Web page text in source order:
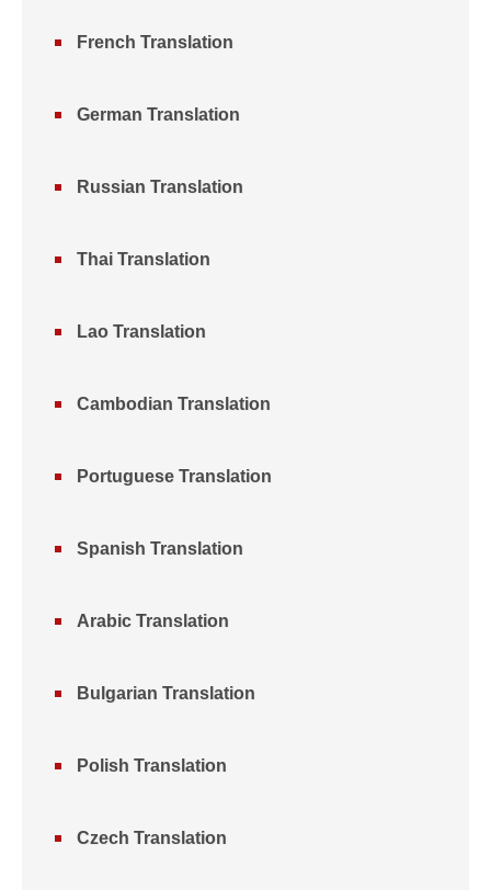
French Translation
German Translation
Russian Translation
Thai Translation
Lao Translation
Cambodian Translation
Portuguese Translation
Spanish Translation
Arabic Translation
Bulgarian Translation
Polish Translation
Czech Translation